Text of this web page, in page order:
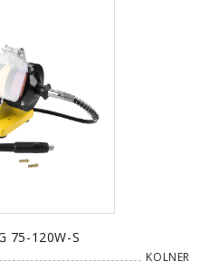
75-120W-S
KOLNER